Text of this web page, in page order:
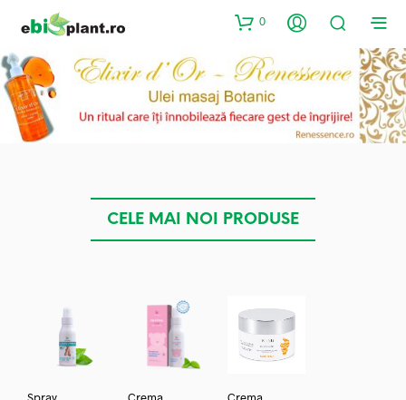
0
CELE MAI NOI PRODUSE
Spray
Crema
Crema